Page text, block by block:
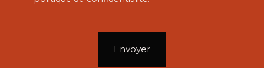
Envoyer